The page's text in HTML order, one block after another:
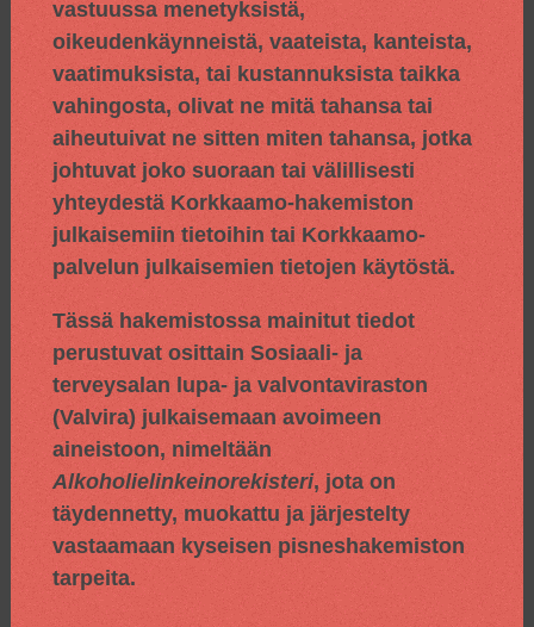
vastuussa menetyksistä,
oikeudenkäynneistä, vaateista, kanteista,
vaatimuksista, tai kustannuksista taikka
vahingosta, olivat ne mitä tahansa tai
aiheutuivat ne sitten miten tahansa, jotka
johtuvat joko suoraan tai välillisesti
yhteydestä Korkkaamo-hakemiston
julkaisemiin tietoihin tai Korkkaamo-
palvelun julkaisemien tietojen käytöstä.
Tässä hakemistossa mainitut tiedot
perustuvat osittain Sosiaali- ja
terveysalan lupa- ja valvontaviraston
(Valvira) julkaisemaan avoimeen
aineistoon, nimeltään
Alkoholielinkeinorekisteri, jota on
täydennetty, muokattu ja järjestelty
vastaamaan kyseisen pisneshakemiston
tarpeita.